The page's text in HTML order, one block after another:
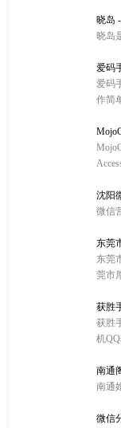
晓岛 -
晓岛
爱码
爱码
作简
沈阳
微信
东莞
东莞
莞市
获胜
获胜
机QQ
南通
南通
微信